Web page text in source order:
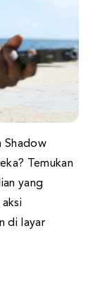
Shadow
Temukan
yang
di layar